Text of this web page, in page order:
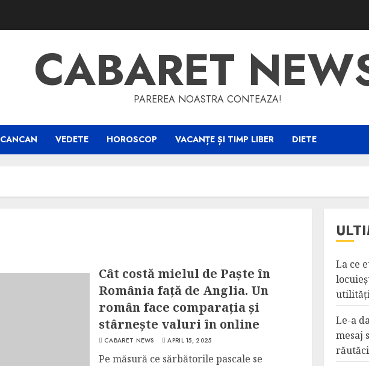
CABARET
PAREREA NOASTRA CONTEAZA!
CANCAN VEDETE HOROSCOP VACANȚE ȘI TIMP LIBER DIETE
Cât costă mielul de Paște în
România față de Anglia. Un
român face comparația și
stârnește valuri în online
CABARET NEWS APRIL 15, 2025
Pe măsură ce sărbătorile pascale se
La ce
Le-a
mesaj